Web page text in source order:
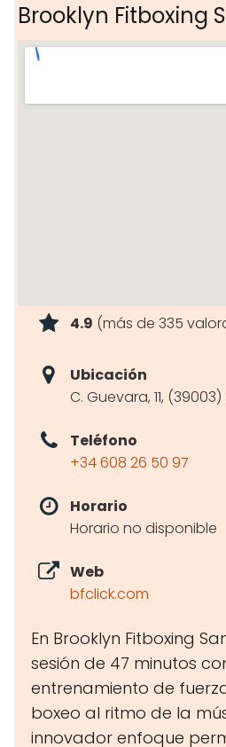
Brooklyn Fitboxing
4.9 (más de 335
Ubicación
C. Guevara, 11,
Teléfono
+34 608 26 50 97
Horario
Horario no disponible
Web
bfclick.com
En Brooklyn Fitboxing
sesión de 47 minutos
entrenamiento de
boxeo al ritmo de la
innovador enfoque